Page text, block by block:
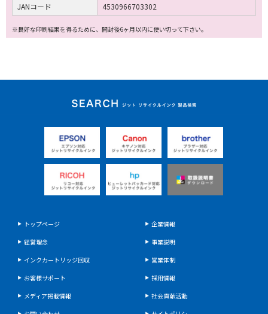
JANコード
4530966703302
※良好な印刷結果を得るために、開封後6ヶ月以内に使い切って下さい。
ジット リサイクルイ
ンク 製品検索
トップページ
企業情報
経営理念
事業説明
インクカートリッジ回収
営業体制
お客様サポート
採用情報
メディア掲載情報
社会貢献活動